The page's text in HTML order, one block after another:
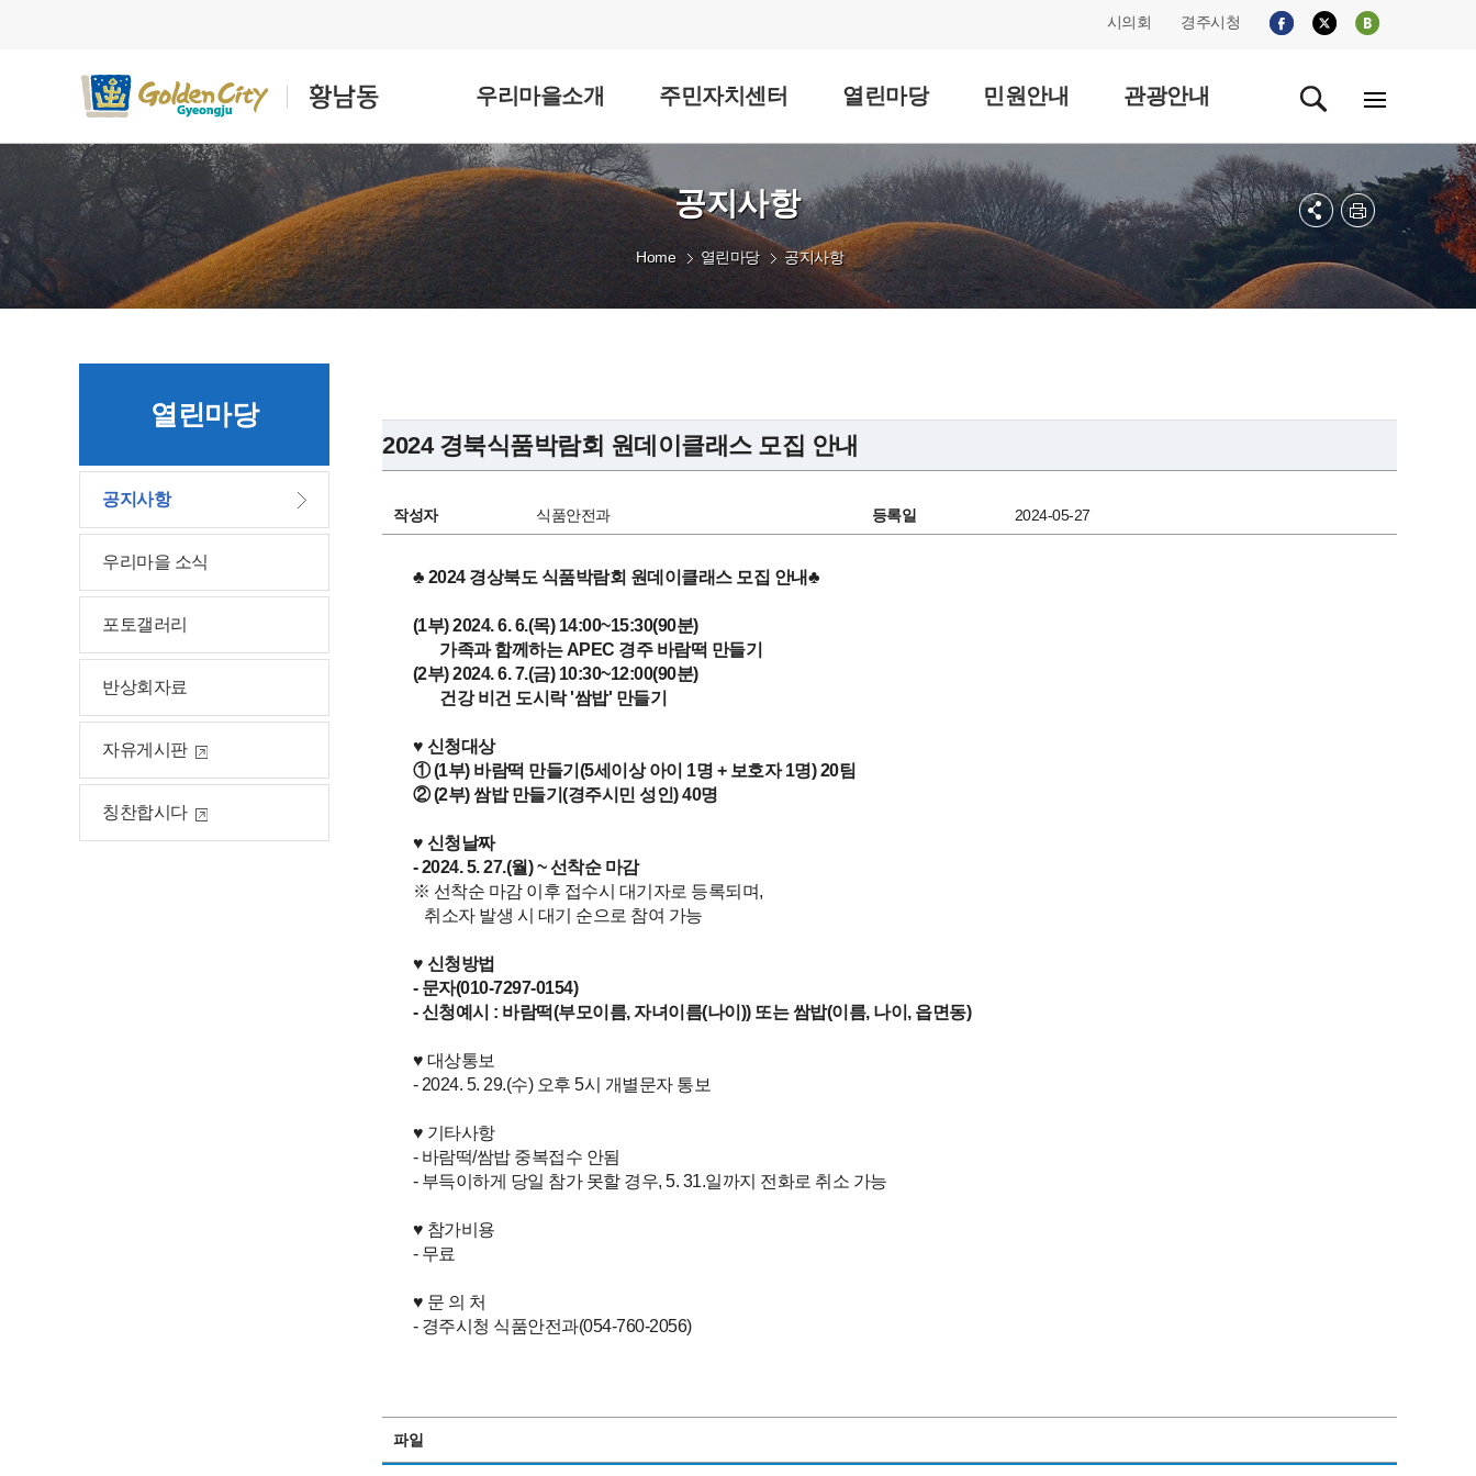
시의회 경주시청
우리마을소개 주민자치센터 열린마당 민원안내 관광안내
열린마당
공지사항
우리마을 소식
포토갤러리
반상회자료
자유게시판
칭찬합시다
공지사항
Home 열린마당 공지사항
2024 경북식품박람회 원데이클래스 모집 안내
작성자 식품안전과 등록일 2024-05-27
♣ 2024 경상북도 식품박람회 원데이클래스 모집 안내♣
(1부) 2024. 6. 6.(목) 14:00~15:30(90분)
가족과 함께하는 APEC 경주 바람떡 만들기
(2부) 2024. 6. 7.(금) 10:30~12:00(90분)
건강 비건 도시락 '쌈밥' 만들기
♥ 신청대상
① (1부) 바람떡 만들기(5세이상 아이 1명 + 보호자 1명) 20팀
② (2부) 쌈밥 만들기(경주시민 성인) 40명
♥ 신청날짜
- 2024. 5. 27.(월) ~ 선착순 마감
※ 선착순 마감 이후 접수시 대기자로 등록되며,
취소자 발생 시 대기 순으로 참여 가능
♥ 신청방법
- 문자(010-7297-0154)
- 신청예시 : 바람떡(부모이름, 자녀이름(나이)) 또는 쌈밥(이름, 나이, 읍면동)
♥ 대상통보
- 2024. 5. 29.(수) 오후 5시 개별문자 통보
♥ 기타사항
- 바람떡/쌈밥 중복접수 안됨
- 부득이하게 당일 참가 못할 경우, 5. 31.일까지 전화로 취소 가능
♥ 참가비용
- 무료
♥ 문 의 처
- 경주시청 식품안전과(054-760-2056)
파일